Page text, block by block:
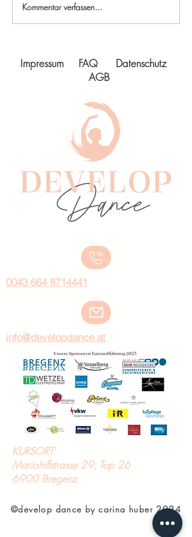
Kommentar verfassen...
Impressum FAQ
Datenschutz
AGB
0043 664 8714441
info@developdance.at
KURSORT:
Mariahilfstrasse 29, Top 26
6900 Bregenz
©develop dance by carina huber 2024